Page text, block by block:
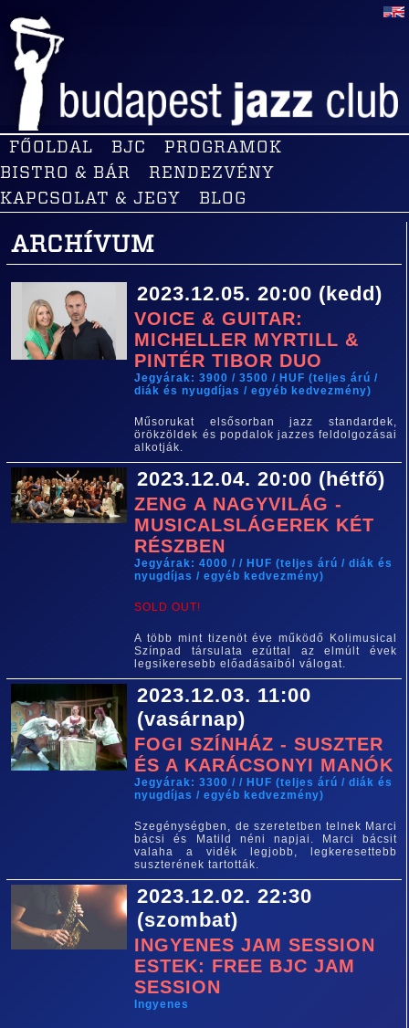
FŐOLDAL BJC
PROGRAMOK
BISTRO & BÁR
RENDEZVÉNY
KAPCSOLAT & JEGY
BLOG
ARCHÍVUM
2023.12.05. 20:00 (kedd)
VOICE & GUITAR:
MICHELLER MYRTILL &
PINTÉR TIBOR DUO
Jegyárak: 3900 / 3500 / HUF (teljes árú /
diák és nyugdíjas / egyéb kedvezmény)
Műsorukat elsősorban jazz standardek,
örökzöldek és popdalok jazzes feldolgozásai
alkotják.
2023.12.04. 20:00 (hétfő)
ZENG A NAGYVILÁG -
MUSICALSLÁGEREK KÉT
RÉSZBEN
Jegyárak: 4000 / / HUF (teljes árú / diák és
nyugdíjas / egyéb kedvezmény)
SOLD OUT!
A több mint tizenöt éve működő Kolimusical
Színpad társulata ezúttal az elmúlt évek
legsikeresebb előadásaiból válogat.
2023.12.03. 11:00
(vasárnap)
FOGI SZÍNHÁZ - SUSZTER
ÉS A KARÁCSONYI MANÓK
Jegyárak: 3300 / / HUF (teljes árú / diák és
nyugdíjas / egyéb kedvezmény)
Szegénységben, de szeretetben telnek Marci
bácsi és Matild néni napjai. Marci bácsit
valaha a vidék legjobb, legkeresettebb
suszterének tartották.
2023.12.02. 22:30
(szombat)
INGYENES JAM SESSION
ESTEK: FREE BJC JAM
SESSION
Ingyenes